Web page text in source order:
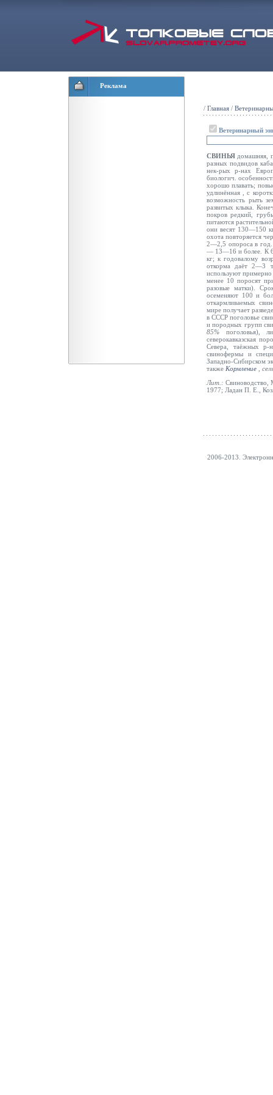
Реклама
/ Главная /
Ветеринарный
СВИНЬЯ домашняя,
разных подвидов
нек-рых р-нах
биологич.
хорошо плавать;
удлинённая
, с
возможность рыть
развитых клыка.
покров редкий,
питаются
они весят 130—150
охота повторяется
2—2,5 опороса в
— 13—16 и более. К
кг; к годовалому
откорма даёт2—3 т
используют
менее 10 поросят
разовые матки).
осеменяют 100 и
откармливаемых
мире получает
в СССР поголовье
и породных групп
85%
поголовья),
северокавказская
Севера, таёжныхр-
свинофермы и
Западно-Сибирском
также Кормление
Лит.: Свиноводство,
1977; Ладан П. Е.,
2006-2013.